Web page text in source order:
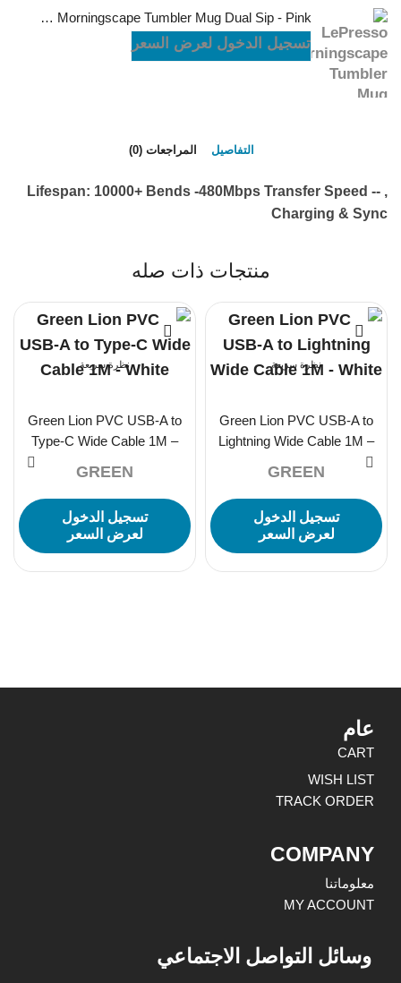
LePresso Morningscape Tumbler Mug Dual Sip - Pink
تسجيل الدخول لعرض السعر
التفاصيل المراجعات (0)
, -Lifespan: 10000+ Bends -480Mbps Transfer Speed -
Charging & Sync
منتجات ذات صله
نظرة سريعة
Green Lion PVC USB-A to
Lightning Wide Cable 1M –
GREEN
تسجيل الدخول
لعرض السعر
نظرة سريعة
Green Lion PVC USB-A to
Type-C Wide Cable 1M –
GREEN
تسجيل الدخول
لعرض السعر
عام
CART
WISH LIST
TRACK ORDER
COMPANY
معلوماتنا
MY ACCOUNT
وسائل التواصل الاجتماعي